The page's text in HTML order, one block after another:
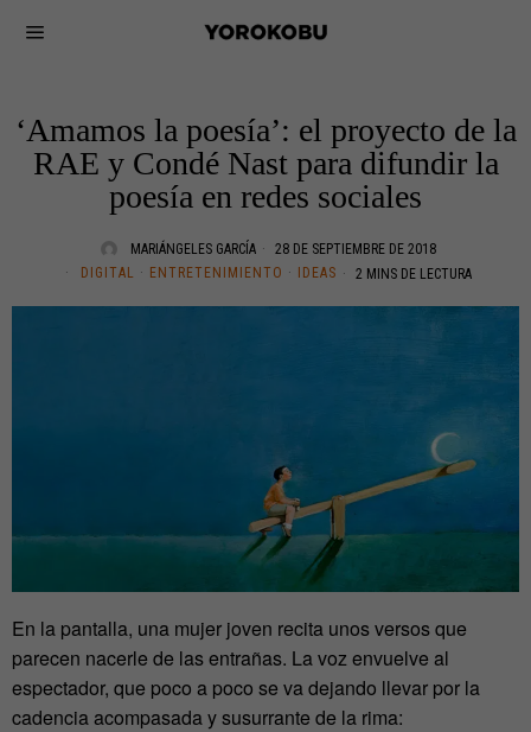
‘Amamos la poesía’: el proyecto de la
RAE y Condé Nast para difundir la
poesía en redes sociales
MARIÁNGELES GARCÍA
28 DE SEPTIEMBRE DE 2018
DIGITAL · ENTRETENIMIENTO · IDEAS 2 MINS DE LECTURA
En la pantalla, una mujer joven recita unos versos que
parecen nacerle de las entrañas. La voz envuelve al
espectador, que poco a poco se va dejando llevar por la
cadencia acompasada y susurrante de la rima: